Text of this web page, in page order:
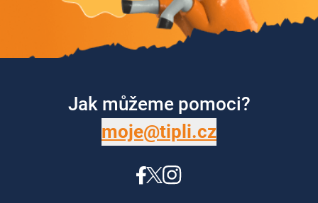
Jak můžeme pomoci?
moje@tipli.cz